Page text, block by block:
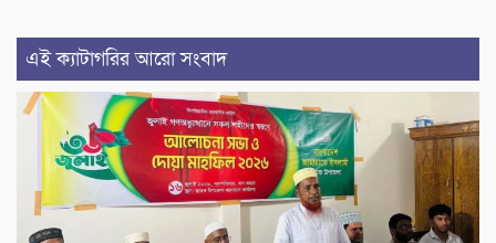
এই ক্যাটাগরির আরো সংবাদ